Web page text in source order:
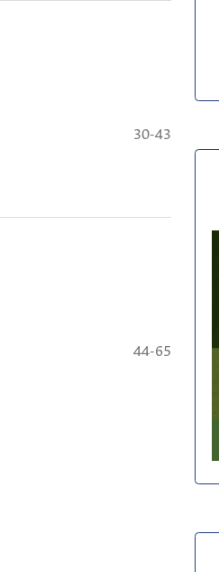
30-43
44-65